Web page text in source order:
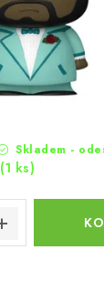
Skladem -
(1 ks)